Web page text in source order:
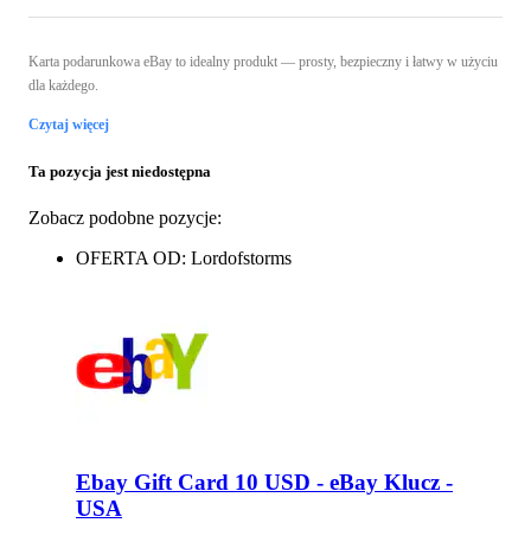
Karta podarunkowa eBay to idealny produkt — prosty, bezpieczny i łatwy w użyciu
dla każdego.
Czytaj więcej
Ta pozycja jest niedostępna
Zobacz podobne pozycje:
OFERTA OD: Lordofstorms
Ebay Gift Card 10 USD - eBay Klucz -
USA